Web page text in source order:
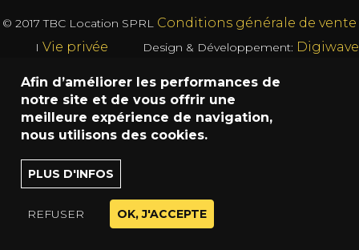
© 2017TBC Location SPRL Conditions générale de vente
I Vie privée Design & Développement: Digiwave
Afin d’améliorer les performances de
notre site et de vous offrir une
meilleure expérience de navigation,
nous utilisons des cookies.
PLUS D'INFOS
REFUSER OK, J'ACCEPTE